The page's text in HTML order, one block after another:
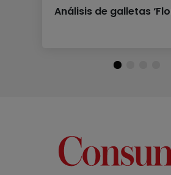
Análisis de galletas